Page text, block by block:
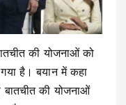
की योजनाओं को
है। बयान में कहा
की योजनाओं